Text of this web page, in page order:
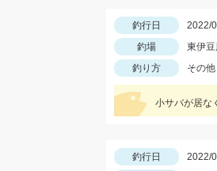
釣行日 2022/
釣場
東伊豆
釣り方
その他
小サバが居な
釣行日 2022/